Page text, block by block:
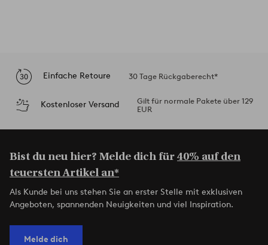
Einfache Retoure 30 Tage Rückgaberecht*
Kostenloser Versand
Gilt für normale Pakete über 129
EUR
Bist du neu hier? Melde dich für40% auf den
teuersten Artikel an*
Als Kunde bei uns stehen Sie an erster Stelle mit exklusiven
Angeboten, spannenden Neuigkeiten und viel Inspiration.
Melde dich